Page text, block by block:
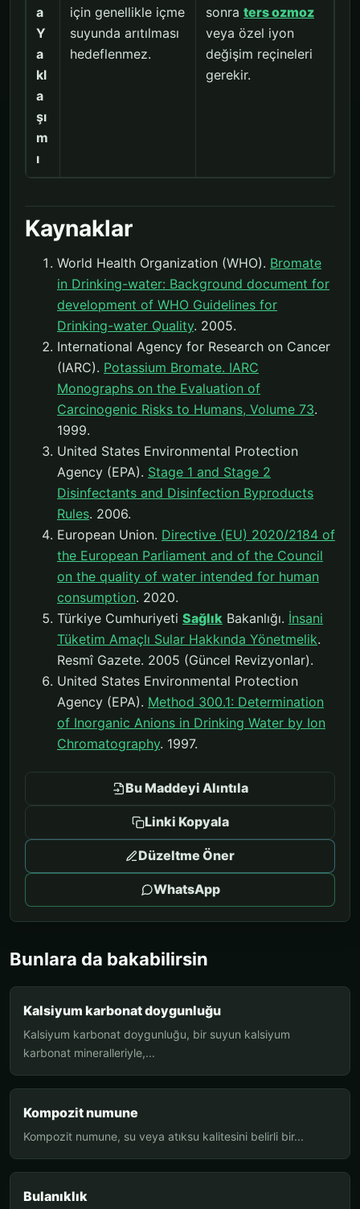
a
Y
a
kl
a
şı
m
ı
için genellikle içme
suyunda arıtılması
hedeflenmez.
sonra ters ozmoz
veya özel iyon
değişim reçineleri
gerekir.
Kaynaklar
World Health Organization (WHO). Bromate
in Drinking-water: Background document for
development of WHO Guidelines for
Drinking-water Quality. 2005.
International Agency for Research on Cancer
(IARC). Potassium Bromate. IARC
Monographs on the Evaluation of
Carcinogenic Risks to Humans, Volume 73.
1999.
United States Environmental Protection
Agency (EPA). Stage 1 and Stage 2
Disinfectants and Disinfection Byproducts
Rules. 2006.
European Union. Directive (EU) 2020/2184 of
the European Parliament and of the Council
on the quality of water intended for human
consumption. 2020.
Türkiye Cumhuriyeti Sağlık Bakanlığı. İnsani
Tüketim Amaçlı Sular Hakkında Yönetmelik.
Resmî Gazete. 2005 (Güncel Revizyonlar).
United States Environmental Protection
Agency (EPA). Method 300.1: Determination
of Inorganic Anions in Drinking Water by Ion
Chromatography. 1997.
Bu Maddeyi Alıntıla
Linki Kopyala
Düzeltme Öner
WhatsApp
Bunlara da bakabilirsin
Kalsiyum karbonat doygunluğu
Kalsiyum karbonat doygunluğu, bir suyun kalsiyum
karbonat mineralleriyle,...
Kompozit numune
Kompozit numune, su veya atıksu kalitesini belirli bir...
Bulanıklık